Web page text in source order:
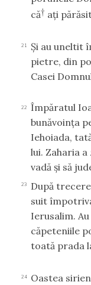
că† aţi
21 Şi au uneltit
pietre, din
Casei
22
Împăratul
bunăvoinţa
Iehoiada,
lui. Zaharia
vadă şi să
23 După
suit
Ierusalim.
căpeteniile
toată prada
24 Oastea